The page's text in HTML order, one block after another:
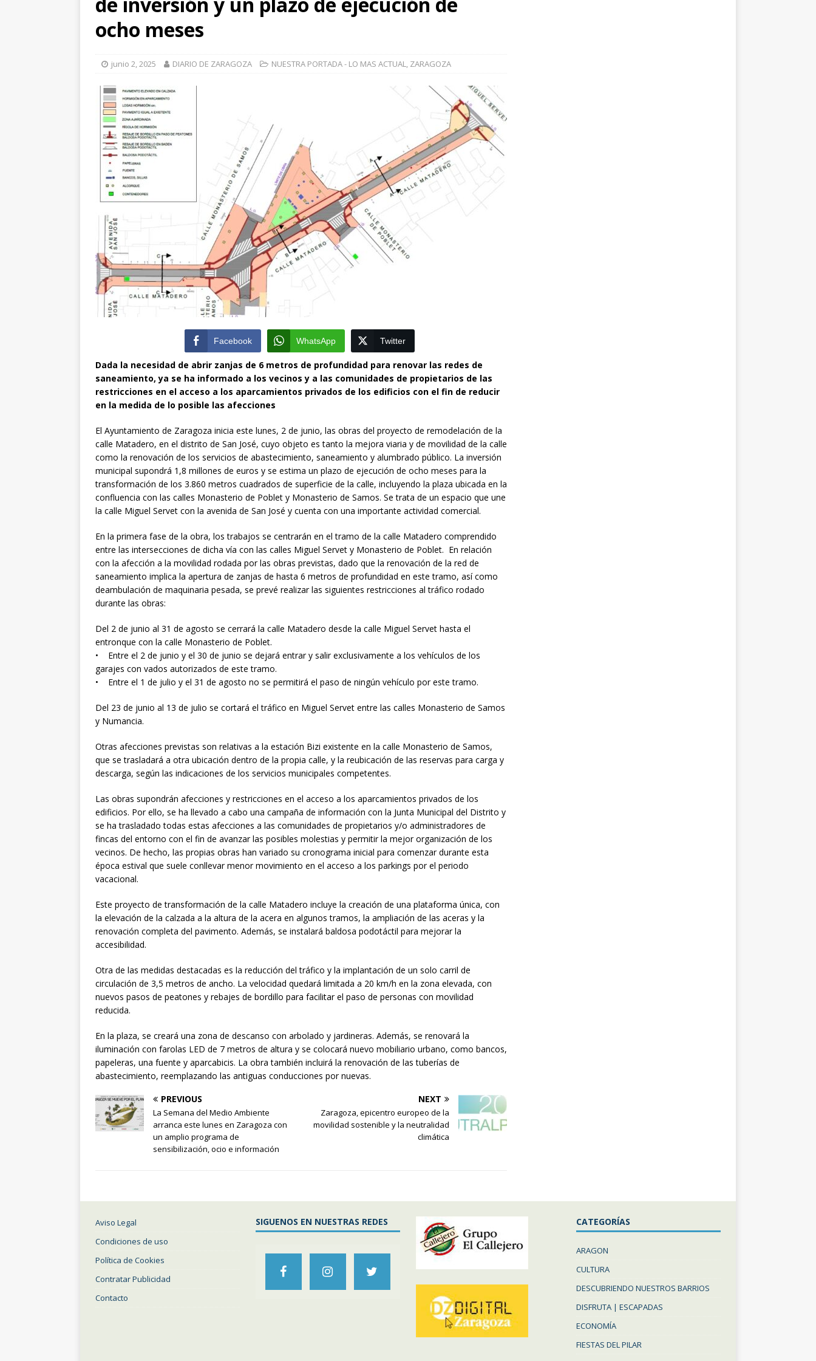
[ julio 31, 2026 ]
La Diputación de Zaragoza finaliza la restauración de la capilla
interceptaron poco después de robar en el interior de más de media docena de
vehículos
ocho meses
junio 2, 2025 DIARIO DE ZARAGOZA NUESTRA PORTADA - LO MAS ACTUAL, ZARAGOZA
Facebook WhatsApp Twitter
Dada la necesidad de abrir zanjas de 6 metros de profundidad para renovar las redes de
saneamiento, ya se ha informado a los vecinos y a las comunidades de propietarios de las
restricciones en el acceso a los aparcamientos privados de los edificios con el fin de reducir
en la medida de lo posible las afecciones
El Ayuntamiento de Zaragoza inicia este lunes, 2 de junio, las obras del proyecto de remodelación de la
calle Matadero, en el distrito de San José, cuyo objeto es tanto la mejora viaria y de movilidad de la calle
como la renovación de los servicios de abastecimiento, saneamiento y alumbrado público. La inversión
municipal supondrá 1,8 millones de euros y se estima un plazo de ejecución de ocho meses para la
transformación de los 3.860 metros cuadrados de superficie de la calle, incluyendo la plaza ubicada en la
confluencia con las calles Monasterio de Poblet y Monasterio de Samos. Se trata de un espacio que une
la calle Miguel Servet con la avenida de San José y cuenta con una importante actividad comercial.
En la primera fase de la obra, los trabajos se centrarán en el tramo de la calle Matadero comprendido
entre las intersecciones de dicha vía con las calles Miguel Servet y Monasterio de Poblet. En relación
con la afección a la movilidad rodada por las obras previstas, dado que la renovación de la red de
saneamiento implica la apertura de zanjas de hasta 6 metros de profundidad en este tramo, así como
deambulación de maquinaria pesada, se prevé realizar las siguientes restricciones al tráfico rodado
durante las obras:
Del 2 de junio al 31 de agosto se cerrará la calle Matadero desde la calle Miguel Servet hasta el
entronque con la calle Monasterio de Poblet.
• Entre el 2 de junio y el 30 de junio se dejará entrar y salir exclusivamente a los vehículos de los
garajes con vados autorizados de este tramo.
• Entre el 1 de julio y el 31 de agosto no se permitirá el paso de ningún vehículo por este tramo.
Del 23 de junio al 13 de julio se cortará el tráfico en Miguel Servet entre las calles Monasterio de Samos
y Numancia.
Otras afecciones previstas son relativas a la estación Bizi existente en la calle Monasterio de Samos,
que se trasladará a otra ubicación dentro de la propia calle, y la reubicación de las reservas para carga y
descarga, según las indicaciones de los servicios municipales competentes.
Las obras supondrán afecciones y restricciones en el acceso a los aparcamientos privados de los
edificios. Por ello, se ha llevado a cabo una campaña de información con la Junta Municipal del Distrito y
se ha trasladado todas estas afecciones a las comunidades de propietarios y/o administradores de
fincas del entorno con el fin de avanzar las posibles molestias y permitir la mejor organización de los
vecinos. De hecho, las propias obras han variado su cronograma inicial para comenzar durante esta
época estival que suele conllevar menor movimiento en el acceso a los parkings por el periodo
vacacional.
Este proyecto de transformación de la calle Matadero incluye la creación de una plataforma única, con
la elevación de la calzada a la altura de la acera en algunos tramos, la ampliación de las aceras y la
renovación completa del pavimento. Además, se instalará baldosa podotáctil para mejorar la
accesibilidad.
Otra de las medidas destacadas es la reducción del tráfico y la implantación de un solo carril de
circulación de 3,5 metros de ancho. La velocidad quedará limitada a 20 km/h en la zona elevada, con
nuevos pasos de peatones y rebajes de bordillo para facilitar el paso de personas con movilidad
reducida.
En la plaza, se creará una zona de descanso con arbolado y jardineras. Además, se renovará la
iluminación con farolas LED de 7 metros de altura y se colocará nuevo mobiliario urbano, como bancos,
papeleras, una fuente y aparcabicis. La obra también incluirá la renovación de las tuberías de
abastecimiento, reemplazando las antiguas conducciones por nuevas.
PREVIOUS
La Semana del Medio Ambiente
arranca este lunes en Zaragoza con
un amplio programa de
sensibilización, ocio e información
NEXT
Zaragoza, epicentro europeo de la
movilidad sostenible y la neutralidad
climática
Aviso Legal
Condiciones de uso
Política de Cookies
Contratar Publicidad
Contacto
SIGUENOS EN NUESTRAS REDES CATEGORÍAS
ARAGON
CULTURA
DESCUBRIENDO NUESTROS BARRIOS
DISFRUTA | ESCAPADAS
ECONOMÍA
FIESTAS DEL PILAR